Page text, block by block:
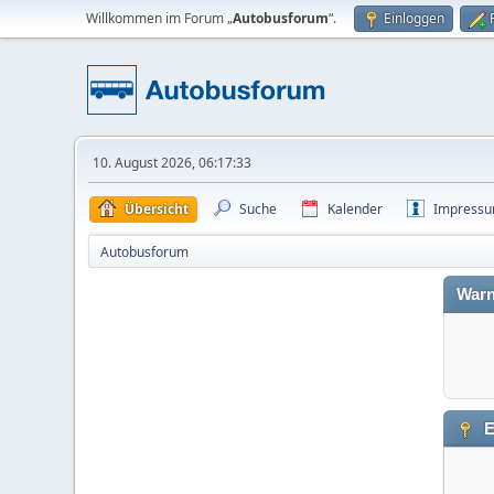
Willkommen im Forum „Autobusforum“. Einloggen
10. August 2026, 06:17:33
Übersicht Suche Kalender
Autobusforum